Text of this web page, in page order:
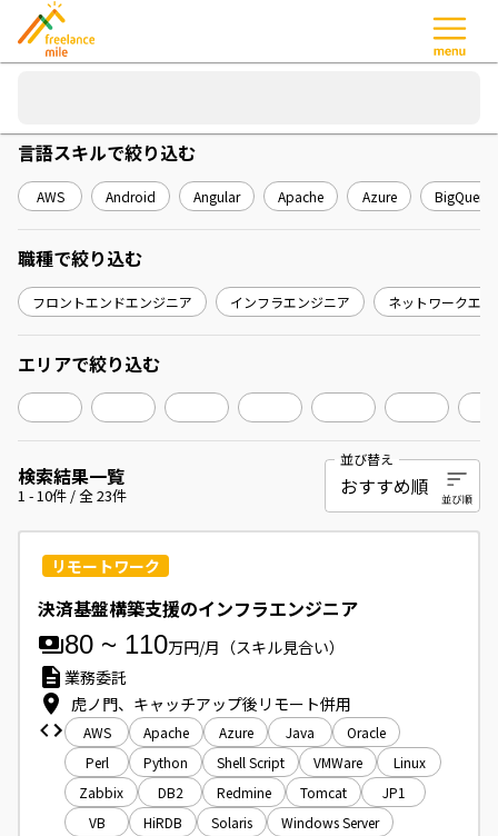
検索結果一覧
1 -10件 / 全23件
並び替え
リモートワーク
決済基盤構築支援のインフラエンジニア
80 ~ 110万円/月 （スキル見合い）
業務委託
虎ノ門、キャッチアップ後リモート併用
AWS Apache Azure Java
Oracle
Perl
Python Shell Script VMWare
Linux
Zabbix
DB2 Redmine Tomcat
JP1
VB
HiRDB Solaris
Windows Server
言語スキルで絞り込む
AWS Android Angular Apache Azure BigQuery
職種で絞り込む
フロントエンドエンジニア インフラエンジニア ネットワークエ
エリアで絞り込む